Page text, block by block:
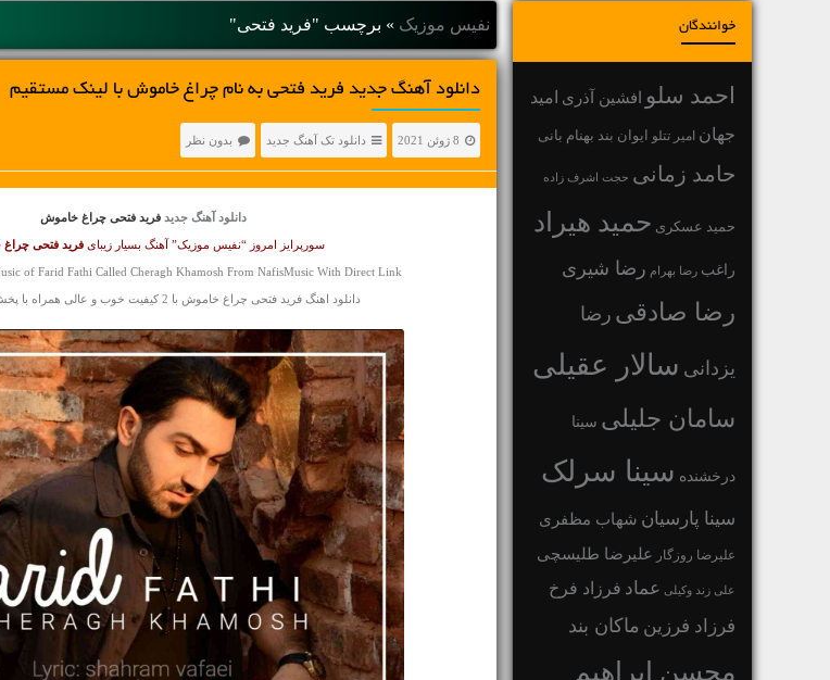
خوانندگان
احمد سلو افشین آذری امید
جهان امیر تتلو ایوان بند بهنام بانی
حامد زمانی حجت اشرف زاده
حمید عسکری حمید هیراد
راغب رضا بهرام رضا شیری
رضا صادقی رضا
یزدانی سالار عقیلی
سامان جلیلی سینا
درخشنده سینا سرلک
سینا پارسیان شهاب مظفری
علیرضا روزگار علیرضا طلیسچی
علی زند وکیلی عماد فرزاد فرخ
فرزاد فرزین ماکان بند
محسن ابراهیم
نفیس موزیک » برچسب "فرید فتحی"
دانلود آهنگ جديد فرید فتحی به نام چراغ خاموش با لینک مستقیم
8 ژوئن 2021 دانلود تک آهنگ جدید بدون نظر
دانلود آهنگ جدید فرید فتحی چراغ خاموش
سورپرایز امروز “نفیس موزیک” آهنگ بسیار زیبایفرید فتحی
of Farid Fathi Called Cheragh Khamosh From NafisMusic With Direct Link
دانلود اهنگ فرید فتحی چراغ خاموش با 2 کیفیت خوب و عالی همراه با پخش آنلاین موزیک